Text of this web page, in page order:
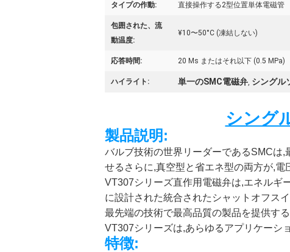
タイプの作動: 直接操作する2型位置単体電磁管
包囲された、流
動温度:
¥10〜50°C (凍結しない)
応答時間: 20 Ms またはそれ以下 (0.5 MPa)
ハイライト: 単一のSMC電磁弁, シングル
シング
製品説明:
バルブ技術の世界リーダーであるSMCは
せるさらに,真空型と省エネ型の両方が,電
VT307シリーズ直作用電磁弁は,エネルギ
に設計された統合されたシャットオフス
最先端の技術で最高品質の製品を提供す
VT307シリーズは,あらゆるアプリケーシ
特徴: